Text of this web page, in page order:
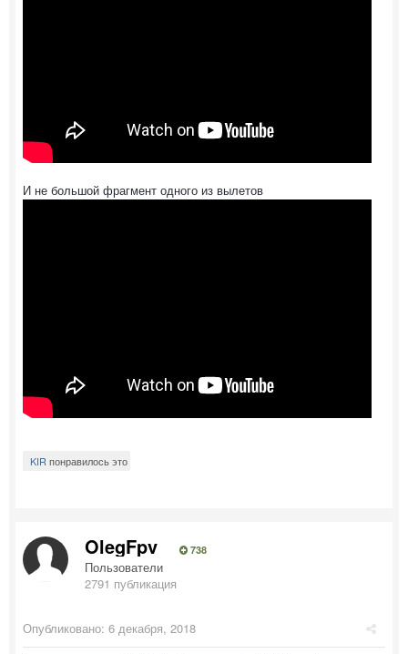
И не большой фрагмент одного из вылетов
KIR понравилось это
OlegFpv 738
Пользователи
2791 публикация
Опубликовано: 6 декабря, 2018